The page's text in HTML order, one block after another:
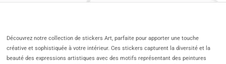
Découvrez notre collection de stickers Art, parfaite pour apporter une touche
créative et sophistiquée à votre intérieur. Ces stickers capturent la diversité et la
beauté des expressions artistiques avec des motifs représentant des peintures